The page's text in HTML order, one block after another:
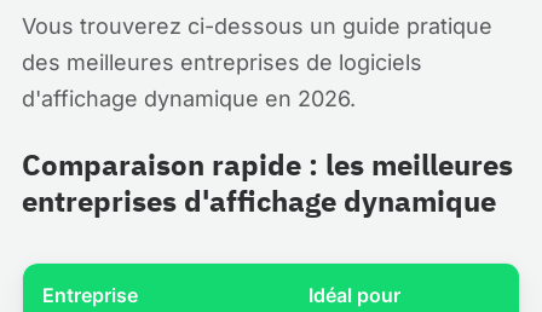
Vous trouverez ci-dessous un guide pratique
des meilleures entreprises de logiciels
d'affichage dynamique en 2026.
Comparaison rapide : les meilleures
entreprises d'affichage dynamique
Entreprise Idéal pour